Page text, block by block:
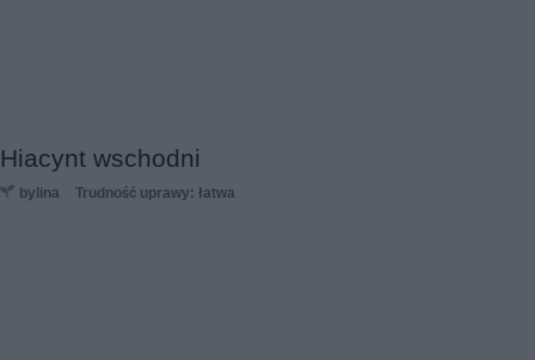
Hiacynt wschodni
bylina Trudność uprawy: łatwa